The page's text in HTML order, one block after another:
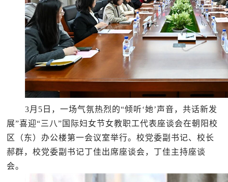
3月5日，一场气氛热烈的“倾听‘她’声音，共话新发
展”喜迎“三八”国际妇女节女教职工代表座谈会在朝阳校
区（东）办公楼第一会议室举行。校党委副书记、校长
郝群，校党委副书记丁佳出席座谈会，丁佳主持座谈
会。